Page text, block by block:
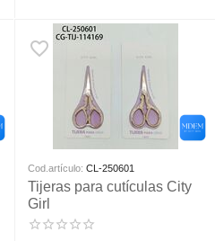
Cod.artículo: CL-250601
Tijeras para cutículas City
Girl